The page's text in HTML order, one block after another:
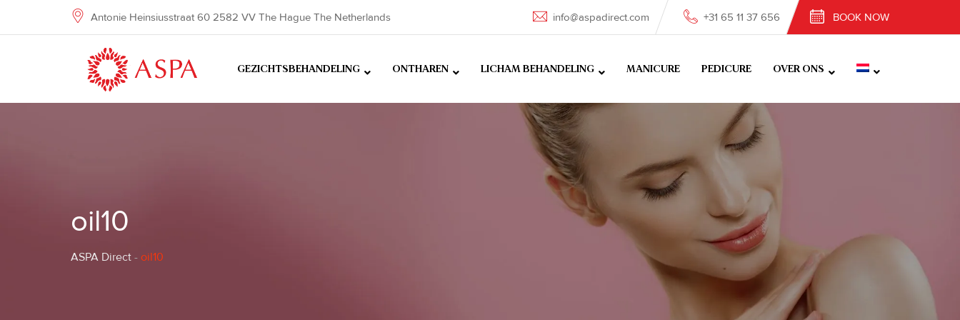
Antonie Heinsiusstraat 60 2582 VV The Hague The Netherlands info@aspadirect.com +31 65 11 37 656 BOOK NOW
GEZICHTSBEHANDELING ONTHAREN LICHAM BEHANDELING MANICURE PEDICURE OVER ONS
oil10
ASPA Direct - oil10